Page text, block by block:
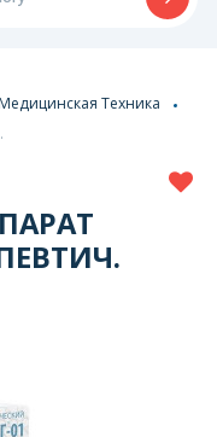
Медицинская Техника